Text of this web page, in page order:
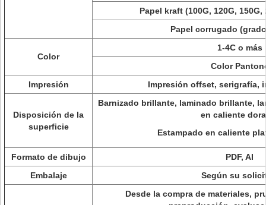
Papel kraft (100G, 120G, 150G,
Papel corrugado
Color
1-4C o más
Color
Impresión
Impresión offset, serigrafía,
Disposición de la
superficie
Barnizado brillante, laminado brillante,
en caliente
Estampado en caliente
Formato de dibujo
PDF, AI
Embalaje
Según su
Desde la compra de materiales,